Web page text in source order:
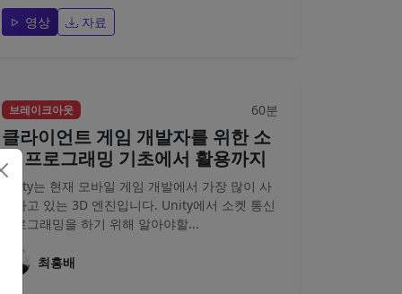
영상 자료
브레이크아웃 60분
클라이언트 게임 개발자를 위한 소
켓 프로그래밍 기초에서 활용까지
Unity는 현재 모바일 게임 개발에서 가장 많이 사
용하고 있는 3D 엔진입니다. Unity에서 소켓 통신
프로그래밍을 하기 위해 알아야할...
최흥배